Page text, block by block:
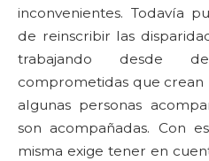
inconvenientes. Todavía
de reinscribir las
trabajando desde
comprometidas que crean
algunas personas
son acompañadas. Con
misma exige tener en